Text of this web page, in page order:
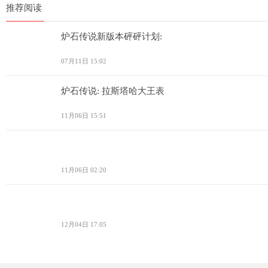
推荐阅读
炉石传说新版本砰砰计划:
07月11日 15:02
炉石传说: 拉斯塔哈大王表
11月06日 15:51
11月06日 02:20
12月04日 17:05